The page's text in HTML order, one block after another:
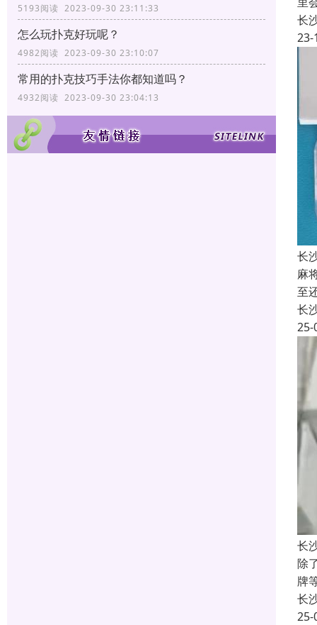
5193阅读 2023-09-30 23:11:33
怎么玩扑克好玩呢？
4982阅读 2023-09-30 23:10:07
常用的扑克技巧手法你都知道吗？
4932阅读 2023-09-30 23:04:13
长
23-
长
麻
至
长
25-
长
除
牌
长
25-